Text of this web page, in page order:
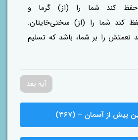
کند شما را (از) گرما و
کند شما را (از) سختی‌خایتان.
نعمتش را بر شما، باشد که تسلیم
آیه بعد
پیش از آسمان – (۳۶۷)